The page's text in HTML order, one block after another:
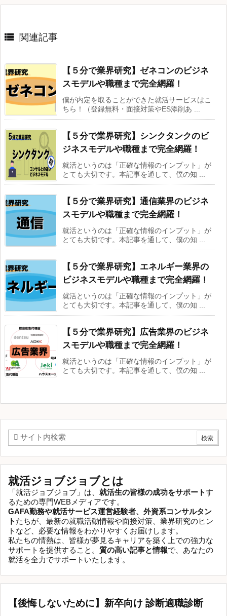
 関連記事
【５分で業界研究】ゼネコンのビジネ
スモデルや職種まで完全網羅！
僕が内定を取ることができた就活サービスはこ
ちら！（登録無料・面接対策やES添削あ ...
【５分で業界研究】シンクタンクのビ
ジネスモデルや職種まで完全網羅！
就活というのは「正確な情報のインプット」が
とても大切です。本記事を通して、僕の知 ...
【５分で業界研究】通信業界のビジネ
スモデルや職種まで完全網羅！
就活というのは「正確な情報のインプット」が
とても大切です。本記事を通して、僕の知 ...
【５分で業界研究】エネルギー業界の
ビジネスモデルや職種まで完全網羅！
就活というのは「正確な情報のインプット」が
とても大切です。本記事を通して、僕の知 ...
【５分で業界研究】広告業界のビジネ
スモデルや職種まで完全網羅！
就活というのは「正確な情報のインプット」が
とても大切です。本記事を通して、僕の知 ...
就活ジョブジョブとは
「就活ジョブジョブ」は、 就活生の皆様の成功をサポートす
るための専門WEBメディアです。
GAFA勤務や就活サービス運営経験者、外資系コンサルタン
ト たちが、最新の就職活動情報や面接対策、業界研究のヒン
トなど、必要な情報をわかりやすくお届けします。
私たちの情熱は、皆様が夢見るキャリアを築く上での強力な
サポートを提供すること。 質の高い記事と情報で、あなたの
就活を全力でサポートいたします。
【後悔しないために】新卒向け 診断適職診断